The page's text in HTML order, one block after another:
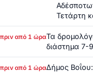
Τετάρτη
πριν από 1 ώραΤα
διάστημα 7-
πριν από 1 ώραΔήμος